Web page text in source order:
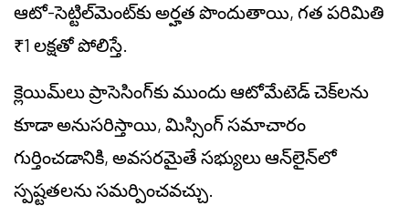
ఆటో-సెట్టిల్‌మెంట్‌కు అర్హత పొందుతాయి, గత పరిమితి
₹1 లక్షతో పోలిస్తే.
క్లెయిమ్‌లు ప్రాసెసింగ్‌కు ముందు ఆటోమేటెడ్ చెక్‌లను
కూడా అనుసరిస్తాయి, మిస్సింగ్ సమాచారం
గుర్తించడానికి, అవసరమైతే సభ్యులు ఆన్‌లైన్‌లో
స్పష్టతలను సమర్పించవచ్చు.